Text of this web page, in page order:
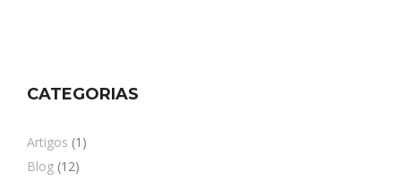
CATEGORIAS
Artigos (1)
Blog (12)